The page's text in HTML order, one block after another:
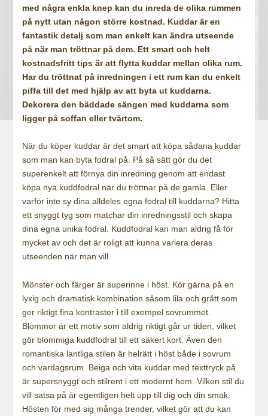
med några enkla knep kan du inreda de olika rummen
på nytt utan någon större kostnad. Kuddar är en
fantastik detalj som man enkelt kan ändra utseende
på när man tröttnar på dem. Ett smart och helt
kostnadsfritt tips är att flytta kuddar mellan olika rum.
Har du tröttnat på inredningen i ett rum kan du enkelt
piffa till det med hjälp av att byta ut kuddarna.
Dekorera den bäddade sängen med kuddarna som
ligger på soffan eller tvärtom.
När du köper kuddar är det smart att köpa sådana kuddar
som man kan byta fodral på. På så sätt gör du det
superenkelt att förnya din inredning genom att endast
köpa nya kuddfodral när du tröttnar på de gamla. Eller
varför inte sy dina alldeles egna fodral till kuddarna? Hitta
ett snyggt tyg som matchar din inredningsstil och skapa
dina egna unika fodral. Kuddfodral kan man aldrig få för
mycket av och det är roligt att kunna variera deras
utseenden när man vill.
Mönster och färger är superinne i höst. Kör gärna på en
lyxig och dramatisk kombination såsom lila och grått som
ger riktigt fina kontraster i till exempel sovrummet.
Blommor är ett motiv som aldrig riktigt går ur tiden, vilket
gör blommiga kuddfodral till ett säkert kort. Även den
romantiska lantliga stilen är helrätt i höst både i sovrum
och vardagsrum. Beiga och vita kuddar med texttryck på
är supersnyggt och stilrent i ett modernt hem. Vilken stil du
vill satsa på är egentligen helt upp till dig och din smak.
Hösten för med sig många trender, vilket gör att du kan